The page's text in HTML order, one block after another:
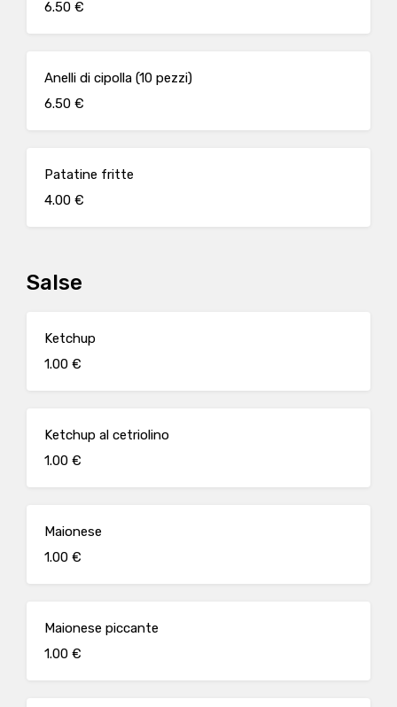
6.50 €
Anelli di cipolla (10 pezzi)
6.50 €
Patatine fritte
4.00 €
Salse
Ketchup
1.00 €
Ketchup al cetriolino
1.00 €
Maionese
1.00 €
Maionese piccante
1.00 €